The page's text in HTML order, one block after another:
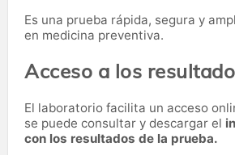
Es una prueba rápida, segura y
en medicina preventiva.
Acceso a los
El laboratorio facilita un acceso
se puede consultar y descargar el
con los resultados de la prueba.